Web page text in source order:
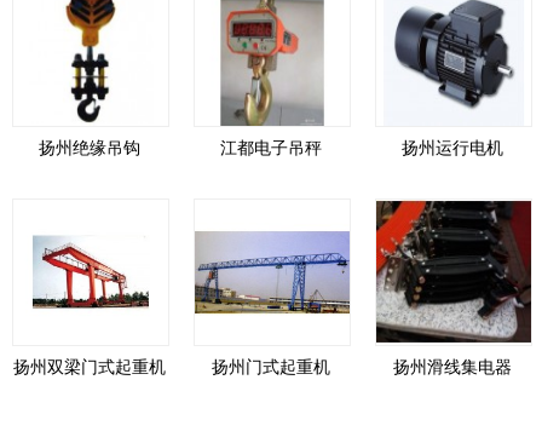
扬州绝缘吊钩 江都电子吊秤 扬州运行电机
扬州双梁门式起重机 扬州门式起重机 扬州滑线集电器